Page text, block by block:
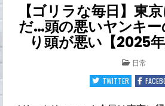
【ゴリラな毎日】東
だ…頭の悪いヤンキ
り頭が悪い【2025年
POSTED
IN
日常
TWITTER